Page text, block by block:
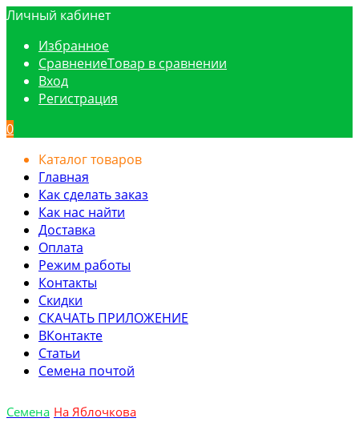
Личный кабинет
Избранное
СравнениеТовар в сравнении
Вход
Регистрация
0
Каталог товаров
Главная
Как сделать заказ
Как нас найти
Доставка
Оплата
Режим работы
Контакты
Скидки
СКАЧАТЬ ПРИЛОЖЕНИЕ
ВКонтакте
Статьи
Семена почтой
Семена На Яблочкова